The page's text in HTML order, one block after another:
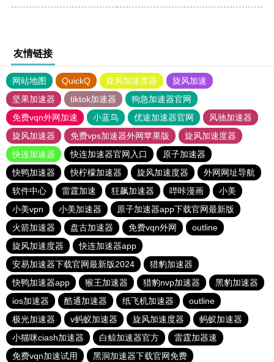
友情链接
网站地图 QuickQ 旋风加速度器
旋风加速
坚果加速器
tiktok加速器
狗急加速器官网
免费vqn外网加速
小蓝鸟 优途加速器官网
风驰加速器
旋风加速器
免费vps加速器外网苹果版
旋风加速度器
快连加速器
快连加速器官网入口
原子加速器
快鸭加速器
快柠檬加速器 旋风加速度器
外网网址导航
软件中心
雷霆加速 狂飙加速器 哔咔漫画
小美
小美vpn
小美加速器
原子加速器app下载官网最新版
火箭加速器
盘古加速器 免费vqn外网
outline
旋风加速度器
快连加速器app
安易加速器下载官网最新版2024
猎豹加速器
快鸭加速器app
猴王加速器 猎豹nvp加速器
黑豹加速器
ios加速器
酷通加速器 纸飞机加速器
outline
极光加速器
v蚂蚁加速器 旋风加速度器
蚂蚁加速器
小猫咪ciash加速器
白鲸加速器官方
雷霆加器速
免费vqn加速试用
黑洞加速器下载官网免费